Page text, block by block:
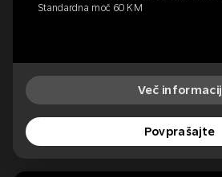
Standardna moč 60 KM
Več informacij
Povprašajte